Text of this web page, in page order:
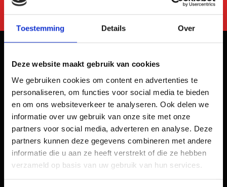
Toestemming Details Over
Deze website maakt gebruik van cookies
We gebruiken cookies om content en advertenties te
personaliseren, om functies voor social media te bieden
en om ons websiteverkeer te analyseren. Ook delen we
informatie over uw gebruik van onze site met onze
partners voor social media, adverteren en analyse. Deze
partners kunnen deze gegevens combineren met andere
informatie die u aan ze heeft verstrekt of die ze hebben
verzameld op basis van uw gebruik van hun services.
Kaliumweg 10a